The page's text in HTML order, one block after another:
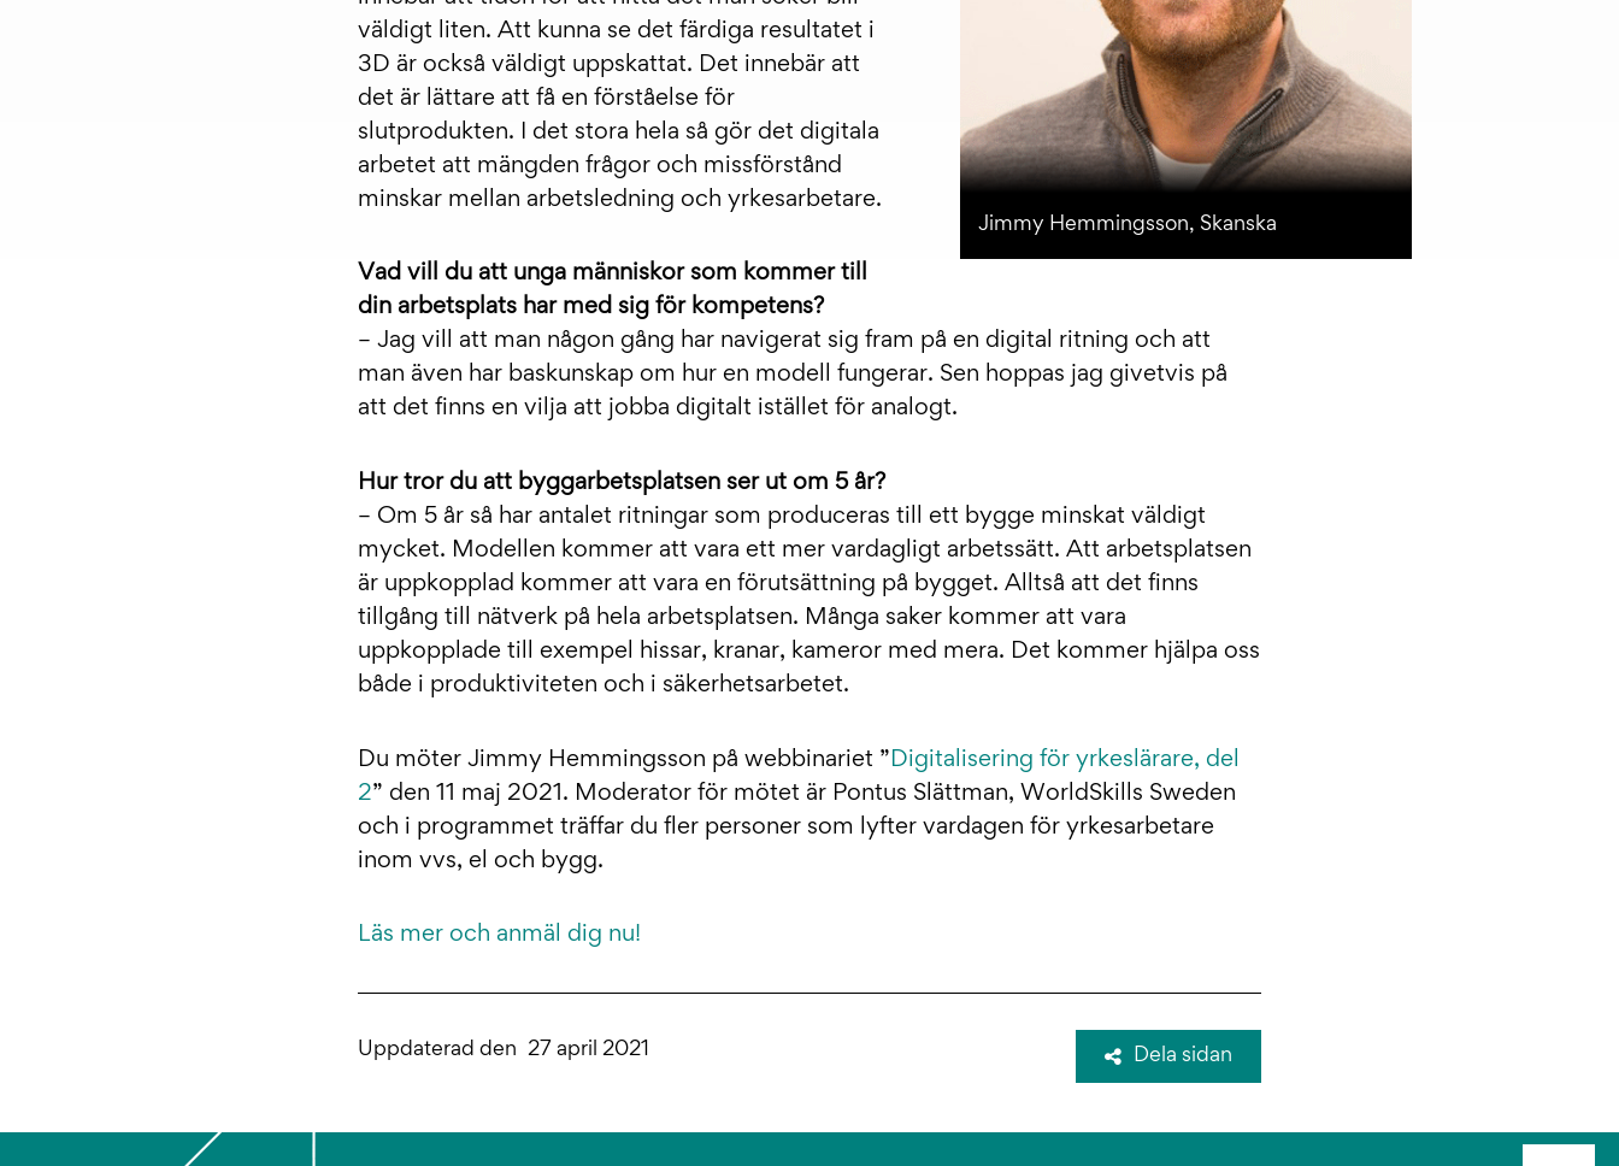
Jimmy Hemmingsson, Skanska
väldigt liten. Att kunna se det färdiga resultatet i
3D är också väldigt uppskattat. Det innebär att
det är lättare att få en förståelse för
slutprodukten. I det stora hela så gör det digitala
arbetet att mängden frågor och missförstånd
minskar mellan arbetsledning och yrkesarbetare.
Vad vill du att unga människor som kommer till
din arbetsplats har med sig för kompetens?
– Jag vill att man någon gång har navigerat sig fram på en digital ritning och att
man även har baskunskap om hur en modell fungerar. Sen hoppas jag givetvis på
att det finns en vilja att jobba digitalt istället för analogt.
Hur tror du att byggarbetsplatsen ser ut om 5 år?
– Om 5 år så har antalet ritningar som produceras till ett bygge minskat väldigt
mycket. Modellen kommer att vara ett mer vardagligt arbetssätt. Att arbetsplatsen
är uppkopplad kommer att vara en förutsättning på bygget. Alltså att det finns
tillgång till nätverk på hela arbetsplatsen. Många saker kommer att vara
uppkopplade till exempel hissar, kranar, kameror med mera. Det kommer hjälpa oss
både i produktiviteten och i säkerhetsarbetet.
Du möter Jimmy Hemmingsson på webbinariet ” Digitalisering för yrkeslärare, del
2” den 11 maj 2021. Moderator för mötet är Pontus Slättman, WorldSkills Sweden
och i programmet träffar du fler personer som lyfter vardagen för yrkesarbetare
inom vvs, el och bygg.
Läs mer och anmäl dig nu!
Uppdaterad den 27 april 2021 Dela sidan